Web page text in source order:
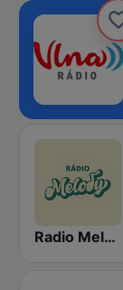
Radio Melody